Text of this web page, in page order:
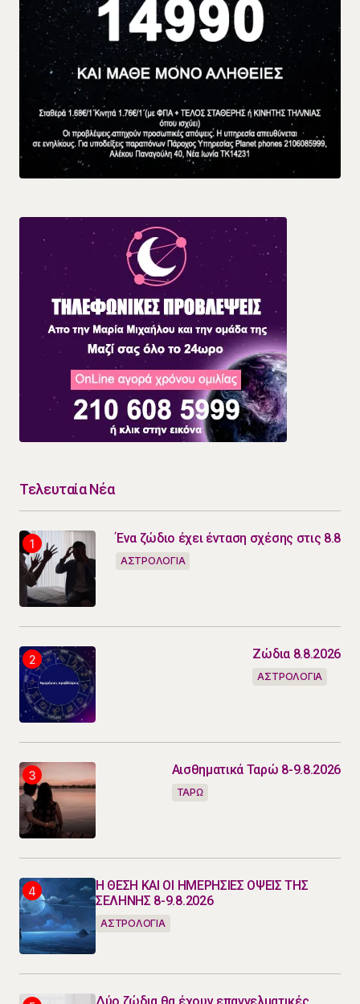
Τελευταία Νέα
Ένα ζώδιο έχει ένταση σχέσης στις 8.8
ΑΣΤΡΟΛΟΓΙΑ
Ζώδια 8.8.2026
ΑΣΤΡΟΛΟΓΙΑ
Αισθηματικά Ταρώ 8-9.8.2026
ΤΑΡΩ
Η ΘΕΣΗ ΚΑΙ ΟΙ ΗΜΕΡΗΣΙΕΣ ΟΨΕΙΣ ΤΗΣ
ΣΕΛΗΝΗΣ 8-9.8.2026
ΑΣΤΡΟΛΟΓΙΑ